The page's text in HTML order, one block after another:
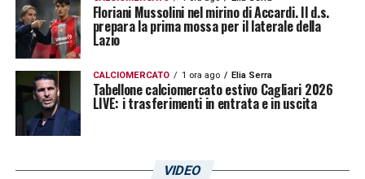
Floriani Mussolini nel mirino di Accardi. Il d.s.
prepara la prima mossa per il laterale della
Lazio
CALCIOMERCATO 1 ora ago Elia Serra
Tabellone calciomercato estivo Cagliari 2026
LIVE: i trasferimenti in entrata e in uscita
VIDEO